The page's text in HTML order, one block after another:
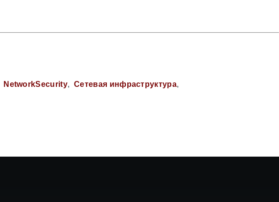
NetworkSecurity
Сетевая инфраструктура